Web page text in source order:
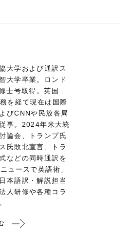
大学および通訳ス
大学卒業。ロンド
士号取得。英国
を経て現在は国際
びCNNや民放各局
事。2024年米大統
論会、トランプ氏
氏敗北宣言、トラ
などの同時通訳を
ュースで英語術」
本語訳・解説担当
人研修や各種コラ